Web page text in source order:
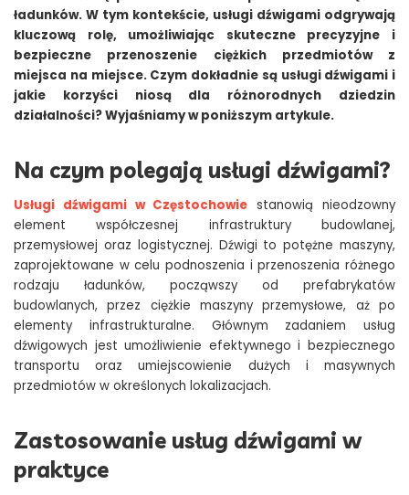
ładunków. W tym kontekście, usługi dźwigami odgrywają
kluczową rolę, umożliwiając skuteczne precyzyjne i
bezpieczne przenoszenie ciężkich przedmiotów z
miejsca na miejsce. Czym dokładnie są usługi dźwigami i
jakie korzyści niosą dla różnorodnych dziedzin
działalności? Wyjaśniamy w poniższym artykule.
Na czym polegają usługi dźwigami?
Usługi dźwigami w Częstochowie stanowią nieodzowny
element współczesnej infrastruktury budowlanej,
przemysłowej oraz logistycznej. Dźwigi to potężne maszyny,
zaprojektowane w celu podnoszenia i przenoszenia różnego
rodzaju ładunków, począwszy od prefabrykatów
budowlanych, przez ciężkie maszyny przemysłowe, aż po
elementy infrastrukturalne. Głównym zadaniem usług
dźwigowych jest umożliwienie efektywnego i bezpiecznego
transportu oraz umiejscowienie dużych i masywnych
przedmiotów w określonych lokalizacjach.
Zastosowanie usług dźwigami w
praktyce